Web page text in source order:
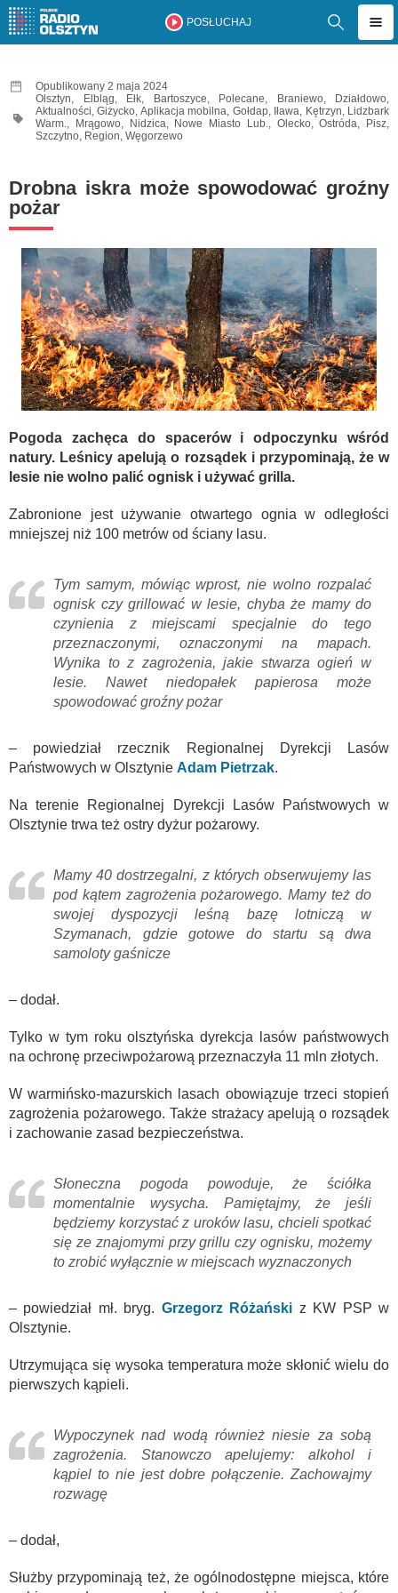
POSŁUCHAJ
Opublikowany 2 maja 2024
Olsztyn, Elbląg, Ełk, Bartoszyce, Polecane, Braniewo, Działdowo,
Aktualności,Giżycko, Aplikacja mobilna, Gołdap, Iława, Kętrzyn, Lidzbark
Warm., Mrągowo, Nidzica, Nowe Miasto Lub., Olecko,Ostróda, Pisz,
Szczytno, Region, Węgorzewo
Drobna iskra może spowodować groźny
pożar
Pogoda zachęca do spacerów i odpoczynku wśród
natury. Leśnicy apelują o rozsądek i przypominają, że w
lesie nie wolno palić ognisk i używać grilla.
Zabronione jest używanie otwartego ognia w odległości
mniejszej niż 100 metrów od ściany lasu.
Tym samym, mówiąc wprost, nie wolno rozpalać
ognisk czy grillować w lesie, chyba że mamy do
czynienia z miejscami specjalnie do tego
przeznaczonymi, oznaczonymi na mapach.
Wynika to z zagrożenia, jakie stwarza ogień w
lesie. Nawet niedopałek papierosa może
spowodować groźny pożar
– powiedział rzecznik Regionalnej Dyrekcji Lasów
Państwowych w Olsztynie Adam Pietrzak.
Na terenie Regionalnej Dyrekcji Lasów Państwowych w
Olsztynie trwa też ostry dyżur pożarowy.
Mamy 40 dostrzegalni, z których obserwujemy las
pod kątem zagrożenia pożarowego. Mamy też do
swojej dyspozycji leśną bazę lotniczą w
Szymanach, gdzie gotowe do startu są dwa
samoloty gaśnicze
– dodał.
Tylko w tym roku olsztyńska dyrekcja lasów państwowych
na ochronę przeciwpożarową przeznaczyła 11 mln złotych.
W warmińsko-mazurskich lasach obowiązuje trzeci stopień
zagrożenia pożarowego. Także strażacy apelują o rozsądek
i zachowanie zasad bezpieczeństwa.
Słoneczna pogoda powoduje, że ściółka
momentalnie wysycha. Pamiętajmy, że jeśli
będziemy korzystać z uroków lasu, chcieli spotkać
się ze znajomymi przy grillu czy ognisku, możemy
to zrobić wyłącznie w miejscach wyznaczonych
– powiedział mł. bryg. Grzegorz Różański z KW PSP w
Olsztynie.
Utrzymująca się wysoka temperatura może skłonić wielu do
pierwszych kąpieli.
Wypoczynek nad wodą również niesie za sobą
zagrożenia. Stanowczo apelujemy: alkohol i
kąpiel to nie jest dobre połączenie. Zachowajmy
rozwagę
– dodał,
Służby przypominają też, że ogólnodostępne miejsca, które